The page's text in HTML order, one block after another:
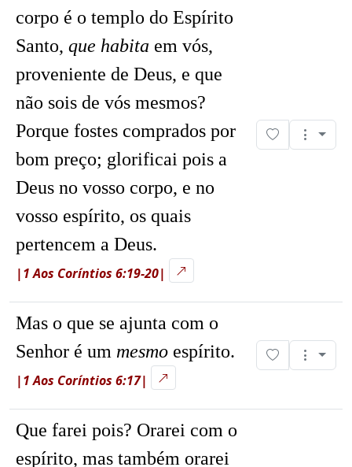
corpo é o templo do Espírito
Santo, que habita em vós,
proveniente de Deus, e que
não sois de vós mesmos?
Porque fostes comprados por
bom preço; glorificai pois a
Deus no vosso corpo, e no
vosso espírito, os quais
pertencem a Deus.
|1 Aos Coríntios 6:19-20|
Mas o que se ajunta com o
Senhor é um mesmo espírito.
|1 Aos Coríntios 6:17|
Que farei pois? Orarei com o
espírito, mas também orarei